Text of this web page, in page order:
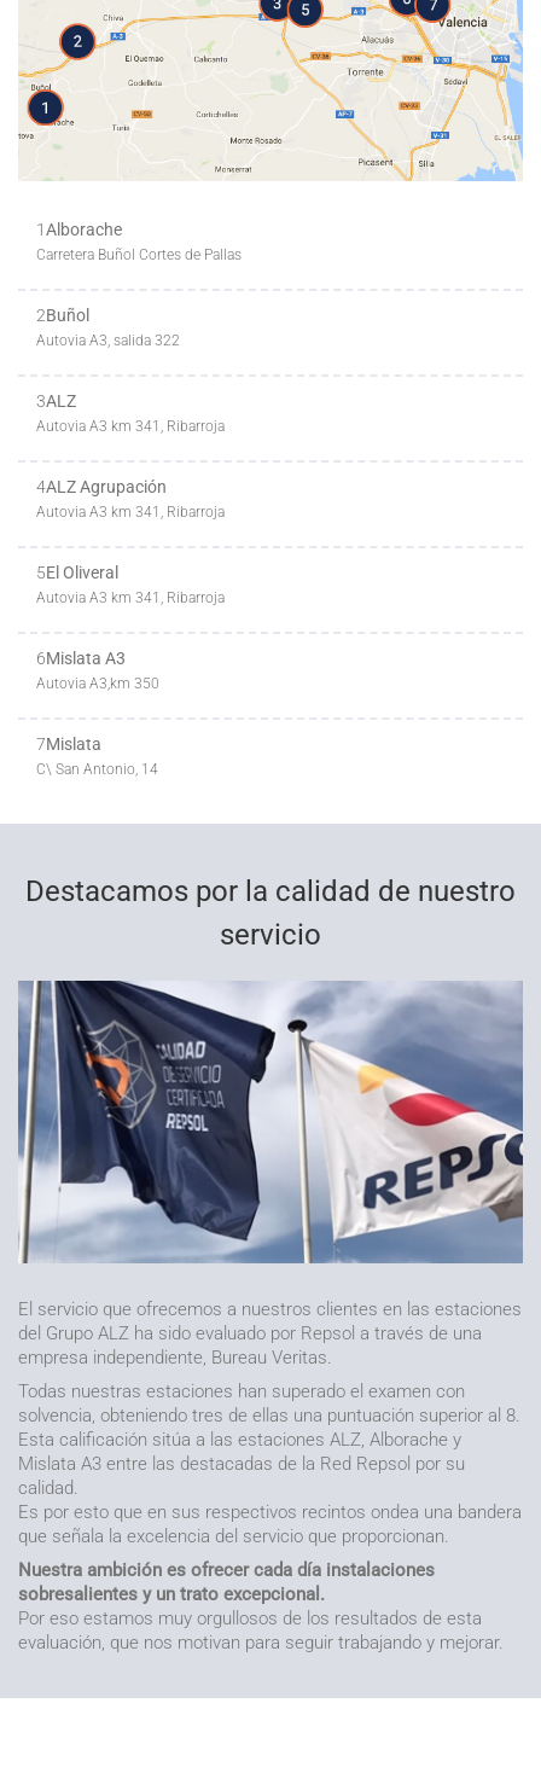
1Alborache
Carretera Buñol Cortes de Pallas
2Buñol
Autovia A3, salida 322
3ALZ
Autovia A3 km 341, Ribarroja
4ALZ Agrupación
Autovia A3 km 341, Ribarroja
5El Oliveral
Autovia A3 km 341, Ribarroja
6Mislata A3
Autovia A3,km 350
7Mislata
C\ San Antonio, 14
Destacamos por la calidad de nuestro
servicio
El servicio que ofrecemos a nuestros clientes en las estaciones
del Grupo ALZ ha sido evaluado por Repsol a través de una
empresa independiente, Bureau Veritas.
Todas nuestras estaciones han superado el examen con
solvencia, obteniendo tres de ellas una puntuación superior al 8.
Esta calificación sitúa a las estaciones ALZ, Alborache y
Mislata A3 entre las destacadas de la Red Repsol por su
calidad.
Es por esto que en sus respectivos recintos ondea una bandera
que señala la excelencia del servicio que proporcionan.
Nuestra ambición es ofrecer cada día instalaciones
sobresalientes y un trato excepcional.
Por eso estamos muy orgullosos de los resultados de esta
evaluación, que nos motivan para seguir trabajando y mejorar.